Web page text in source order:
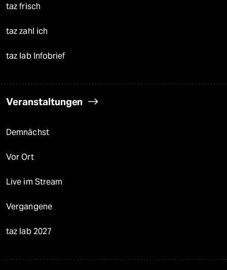
taz frisch
taz zahl ich
taz lab Infobrief
Veranstaltungen
Demnächst
Vor Ort
Live im Stream
Vergangene
taz lab 2027